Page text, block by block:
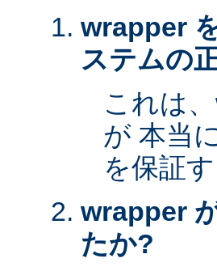
wrapper
ステムの
これは
が 本当
を保証
wrapper
たか?